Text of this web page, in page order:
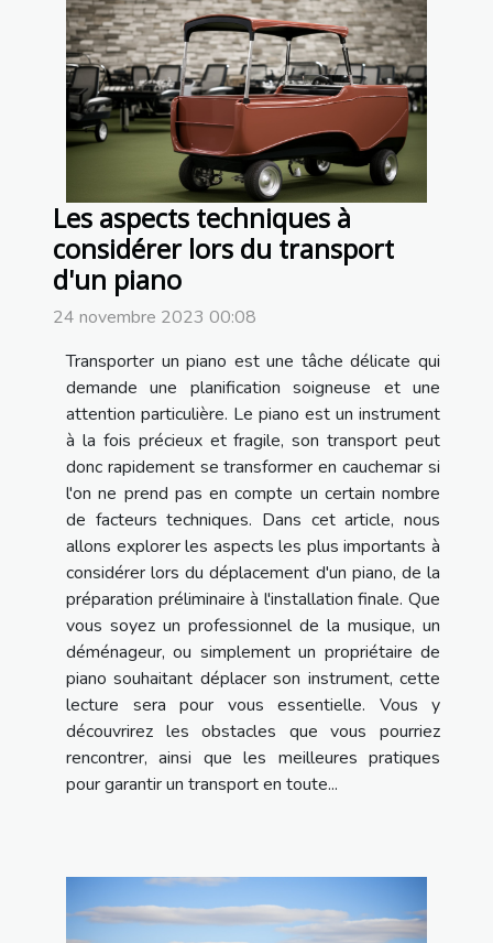
Les aspects techniques à
considérer lors du transport
d'un piano
24 novembre 2023 00:08
Transporter un piano est une tâche délicate qui
demande une planification soigneuse et une
attention particulière. Le piano est un instrument
à la fois précieux et fragile, son transport peut
donc rapidement se transformer en cauchemar si
l'on ne prend pas en compte un certain nombre
de facteurs techniques. Dans cet article, nous
allons explorer les aspects les plus importants à
considérer lors du déplacement d'un piano, de la
préparation préliminaire à l'installation finale. Que
vous soyez un professionnel de la musique, un
déménageur, ou simplement un propriétaire de
piano souhaitant déplacer son instrument, cette
lecture sera pour vous essentielle. Vous y
découvrirez les obstacles que vous pourriez
rencontrer, ainsi que les meilleures pratiques
pour garantir un transport en toute...